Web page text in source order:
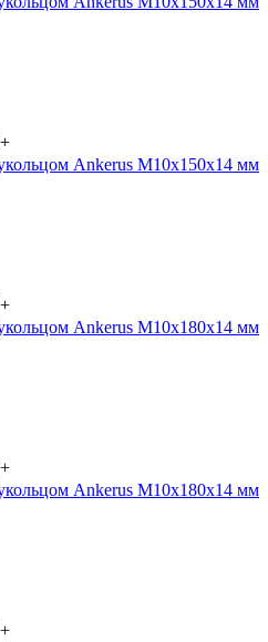
+
Ankerus М10х150х14 мм
+
Ankerus М10х180х14 мм
+
Ankerus М10х180х14 мм
+